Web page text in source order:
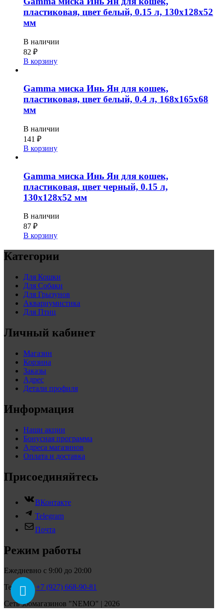
пластиковая, цвет белый, 0.15 л, 130x128x52
мм
В наличии
82 ₽
В корзину
Gamma миска Инь Ян для кошек,
пластиковая, цвет белый, 0.4 л, 168x165x68
мм
В наличии
141 ₽
В корзину
Gamma миска Инь Ян для кошек,
пластиковая, цвет черный, 0.15 л,
130x128x52 мм
В наличии
87 ₽
В корзину
Категории
Для Кошки
Для Собаки
Для Грызунов
Аквариумистика
Для Птиц
Личный кабинет
Магазин
Корзина
Заказы
Адрес
Детали профиля
Информация
Наши акции
Бонусная программа
Адреса магазинов
Оплата и доставка
Присоединяйтесь
ВКонтакте
Telegram
Почта
Режим работы
Ежедневно с 9:00 до 20:00
Телефон:+7 (927) 668-90-81
Сеть зоомагазинов "NEMO" | 2026